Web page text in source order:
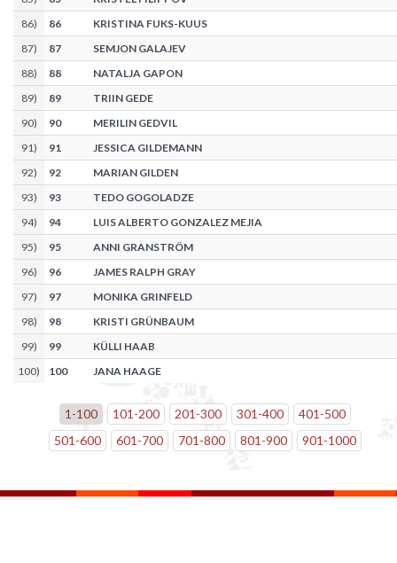
86) 86
KRISTINA FUKS-KUUS
87) 87
SEMJON GALAJEV
88) 88
NATALJA GAPON
89) 89
TRIIN GEDE
90) 90
MERILIN GEDVIL
91) 91
JESSICA GILDEMANN
92) 92
MARIAN GILDEN
93) 93
TEDO GOGOLADZE
94) 94
LUIS ALBERTO GONZALEZ MEJIA
95) 95
ANNI GRANSTRÖM
96) 96
JAMES RALPH GRAY
97) 97
MONIKA GRINFELD
98) 98
KRISTI GRÜNBAUM
99) 99
KÜLLI HAAB
100) 100 JANA HAAGE
1-100 101-200 201-300 301-400 401-500
501-600 601-700 701-800 801-900 901-1000